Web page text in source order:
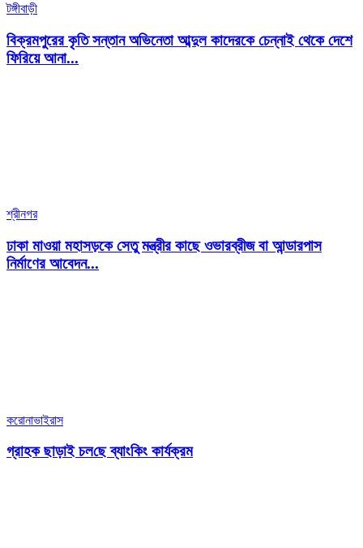
টঙ্গীবাড়ী
বিক্রমপুরের কৃতি সন্তান অভিনেতা আব্দুল কাদেরকে চেন্নাই থেকে দেশে
ফিরিয়ে আনা...
শ্রীনগর
ঢাকা মাওয়া মহাসড়কে সেতু মন্ত্রীর কাছে ওভারব্রীজ বা আন্ডারপাস
নির্মাণের আবেদন...
করোনাভাইরাস
গ্রাহক ছাড়াই চল‌ছে ব্যাংকিং কার্যক্রম